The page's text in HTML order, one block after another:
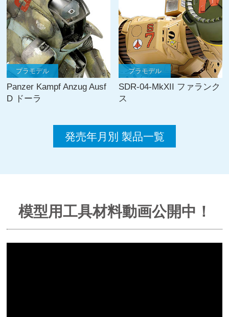
プラモデル
Panzer Kampf Anzug Ausf
D ドーラ
プラモデル
SDR-04-MkXII ファランク
ス
発売年月別 製品一覧
模型用工具材料動画公開中！